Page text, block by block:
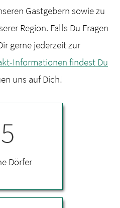
Gastgebern sowie zu
Region. Falls Du Fragen
gerne jederzeit zur
Informationen findest Du
uns auf Dich!
5
Dörfer